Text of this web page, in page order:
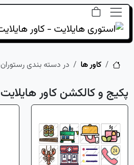
خانهکاور ها در دسته بندی رستوران
پکیج و کالکشن کاور هایلایت